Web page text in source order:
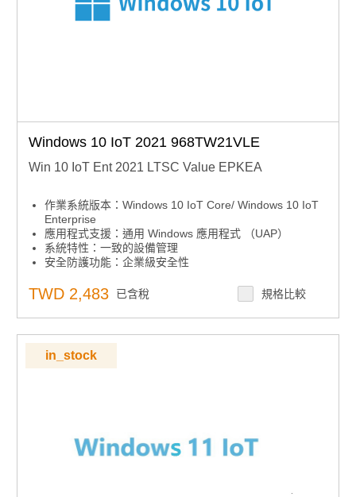
Windows 10 IoT 2021 968TW21VLE
Win 10 IoT Ent 2021 LTSC Value EPKEA
作業系統版本：Windows 10 IoT Core/ Windows 10 IoT
Enterprise
應用程式支援：通用 Windows 應用程式 （UAP）
系統特性：一致的設備管理
安全防護功能：企業級安全性
系統特性：跨設備的互操作性
系統特性：微軟 Azure IoT Services
系統特性：微軟嵌入式授權產品下單後無法取消訂單、無
法退貨及退款，下單前請先確認型號正確。
TWD 2,483 已含稅 規格比較
in_stock